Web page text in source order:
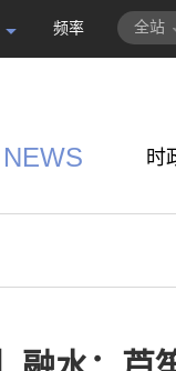
频率 全站
NEWS 时